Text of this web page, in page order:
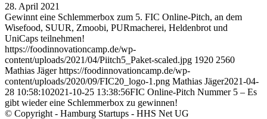
28. April 2021
Gewinnt eine Schlemmerbox zum 5. FIC Online-Pitch, an dem
Wisefood, SUUR, Zmoobi, PURmacherei, Heldenbrot und
UniCaps teilnehmen!
https://foodinnovationcamp.de/wp-
content/uploads/2021/04/Piitch5_Paket-scaled.jpg 1920 2560
Mathias Jäger https://foodinnovationcamp.de/wp-
content/uploads/2020/09/FIC20_logo-1.png Mathias Jäger2021-04-
28 10:58:102021-10-25 13:38:56FIC Online-Pitch Nummer 5 – Es
gibt wieder eine Schlemmerbox zu gewinnen!
© Copyright - Hamburg Startups - HHS Net UG